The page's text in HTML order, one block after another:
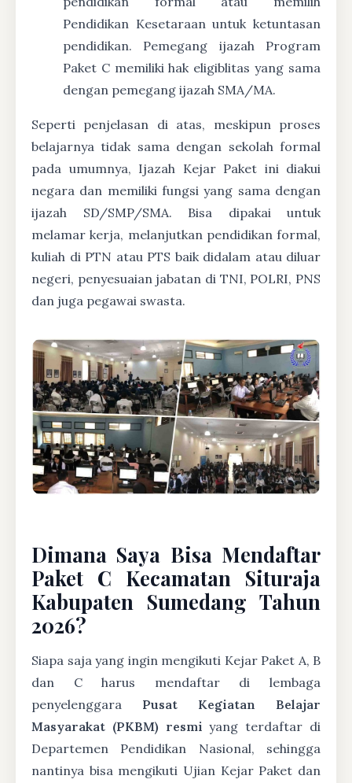
Pendidikan Kesetaraan untuk ketuntasan
pendidikan. Pemegang ijazah Program
Paket C memiliki hak eligiblitas yang sama
dengan pemegang ijazah SMA/MA.
Seperti penjelasan di atas, meskipun proses
belajarnya tidak sama dengan sekolah formal
pada umumnya, Ijazah Kejar Paket ini diakui
negara dan memiliki fungsi yang sama dengan
ijazah SD/SMP/SMA. Bisa dipakai untuk
melamar kerja, melanjutkan pendidikan formal,
kuliah di PTN atau PTS baik didalam atau diluar
negeri, penyesuaian jabatan di TNI, POLRI, PNS
dan juga pegawai swasta.
Dimana Saya Bisa Mendaftar
Paket C Kecamatan Situraja
Kabupaten Sumedang Tahun
2026?
Siapa saja yang ingin mengikuti Kejar Paket A, B
dan C harus mendaftar di lembaga
penyelenggara Pusat Kegiatan Belajar
Masyarakat (PKBM) resmi yang terdaftar di
Departemen Pendidikan Nasional, sehingga
nantinya bisa mengikuti Ujian Kejar Paket dan